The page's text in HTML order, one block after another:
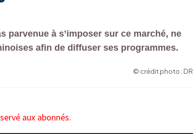
parvenue à s’imposer sur ce marché, ne
afin de diffuser ses programmes.
© crédit photo : DR
aux abonnés.